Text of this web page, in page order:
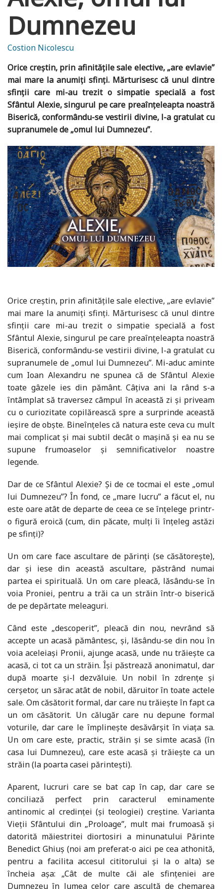
Dumnezeu
Costion Nicolescu
Orice creștin, prin afinitățile sale elective, „are evlavie”
mai mare la anumiți sfinți. Mărturisesc că unul dintre
sfinții care mi-au trezit o simpatie specială a fost
Sfântul Alexie, singurul pe care preaînțeleapta noastră
Biserică, conformându-se vestirii divine, l-a gratulat cu
supranumele de „omul lui Dumnezeu”.
Orice creștin, prin afinitățile sale elective, „are evlavie”
mai mare la anumiți sfinți. Mărturisesc că unul dintre
sfinții care mi-au trezit o simpatie specială a fost
Sfântul Alexie, singurul pe care preaînțeleapta noastră
Biserică, conformându-se vestirii divine, l-a gratulat cu
supranumele de „omul lui Dumnezeu”. Mi-aduc aminte
cum Ioan Alexandru ne spunea că de Sfântul Alexie
toate gâzele ies din pământ. Câțiva ani la rând s-a
întâmplat să traversez câmpul în această zi și priveam
cu o curiozitate copilărească spre a surprinde această
ieșire de obște. Bineînțeles că natura este ceva cu mult
mai complicat și mai subtil decât o mașină și ea nu se
supune frumoaselor și semnificativelor noastre
legende.
Dar de ce Sfântul Alexie? Și de ce tocmai el este „omul
lui Dumnezeu”? În fond, ce „mare lucru” a făcut el, nu
este oare atât de departe de ceea ce se înțelege printr-
o figură eroică (cum, din păcate, mulți îi înțeleg astăzi
pe sfinți)?
Un om care face ascultare de părinți (se căsătorește),
dar și iese din această ascultare, păstrând numai
partea ei spirituală. Un om care pleacă, lăsându-se în
voia Proniei, pentru a trăi ca un străin într-o biserică
de pe depărtate meleaguri.
Când este „descoperit”, pleacă din nou, nevrând să
accepte un acasă pământesc, și, lăsându-se din nou în
voia aceleiași Pronii, ajunge acasă, unde nu trăiește ca
acasă, ci tot ca un străin. Își păstrează anonimatul, dar
după moarte și-l dezvăluie. Un nobil în zdrențe și
cerșetor, un sărac atât de nobil, dăruitor în toate actele
sale. Om căsătorit formal, dar care nu trăiește în fapt ca
un om căsătorit. Un călugăr care nu depune formal
voturile, dar care le împlinește desăvârșit în viața sa.
Un om care este, practic, străin și se simte acasă (în
casa lui Dumnezeu), care este acasă și trăiește ca un
străin (la poarta casei părintești).
Aparent, lucruri care se bat cap în cap, dar care se
conciliază perfect prin caracterul eminamente
antinomic al credinței (și teologiei) creștine. Varianta
Vieții Sfântului din „Proloage”, mult mai frumoasă și
datorită măiestritei diortosiri a minunatului Părinte
Benedict Ghiuș (noi am preferat-o aici pe cea athonită,
pentru a facilita accesul cititorului și la o alta) se
încheia așa: „Cât de multe căi ale sfințeniei are
Dumnezeu în lumea celor care ascultă de chemarea